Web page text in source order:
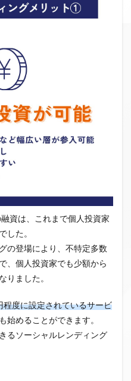
資は、これまで個人投資家
した。
の登場により、不特定多数
、個人投資家でも少額から
りました。
程度に設定されているサービ
始めることができます。
るソーシャルレンディング